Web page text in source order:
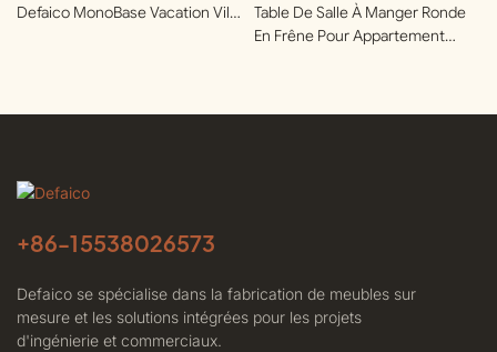
Defaico MonoBase Vacation Villa
Table De Salle À Manger Ronde
En Frêne Pour Appartement
+86-15538026573
Defaico se spécialise dans la fabrication de meubles sur
mesure et les solutions intégrées pour les projets
d'ingénierie et commerciaux.